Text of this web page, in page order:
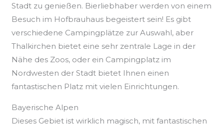
Stadt zu genießen. Bierliebhaber werden von einem
Besuch im Hofbrauhaus begeistert sein! Es gibt
verschiedene Campingplätze zur Auswahl, aber
Thalkirchen bietet eine sehr zentrale Lage in der
Nähe des Zoos, oder ein Campingplatz im
Nordwesten der Stadt bietet Ihnen einen
fantastischen Platz mit vielen Einrichtungen.
Bayerische Alpen
Dieses Gebiet ist wirklich magisch, mit fantastischen